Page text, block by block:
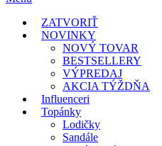
ZATVORIŤ
NOVINKY
NOVÝ TOVAR
BESTSELLERY
VÝPREDAJ
AKCIA TÝŽDŇA
Influenceri
Topánky
Lodičky
Sandále